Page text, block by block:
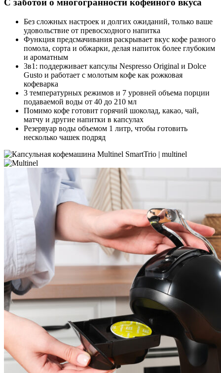
С заботой о многогранности кофейного вкуса
Без сложных настроек и долгих ожиданий, только ваше
удовольствие от превосходного напитка
Функция предсмачивания раскрывает вкус кофе разного
помола, сорта и обжарки, делая напиток более глубоким
и ароматным
3в1: поддерживает капсулы Nespresso Original и Dolce
Gusto и работает с молотым кофе как рожковая
кофеварка
3 температурных режимов и 7 уровней объема порции
подаваемой воды от 40 до 210 мл
Помимо кофе готовит горячий шоколад, какао, чай,
матчу и другие напитки в капсулах
Резервуар воды объемом 1 литр, чтобы готовить
несколько чашек подряд